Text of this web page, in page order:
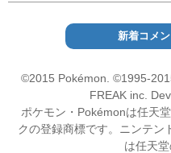
新着コメ
©2015 Pokémon. ©1995-
FREAK inc.
ポケモン・Pokémonは任天
クの登録商標です。ニンテン
は任天堂